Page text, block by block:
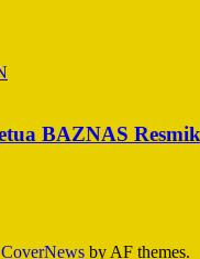
BAZNAS
CoverNews by AF themes.